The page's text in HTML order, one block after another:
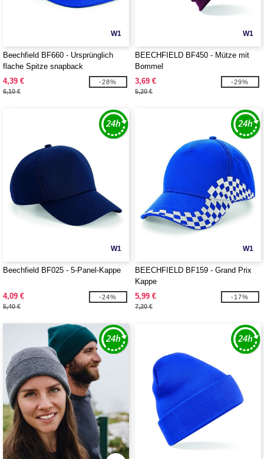
W1
Beechfield BF660 - Ursprünglich
flache Spitze snapback
4,39 €
6,10 €
-28%
W1
BEECHFIELD BF450 - Mütze mit
Bommel
3,69 €
5,20 €
-29%
W1
Beechfield BF025 - 5-Panel-Kappe
4,09 €
5,40 €
-24%
W1
BEECHFIELD BF159 - Grand Prix
Kappe
5,99 €
7,20 €
-17%